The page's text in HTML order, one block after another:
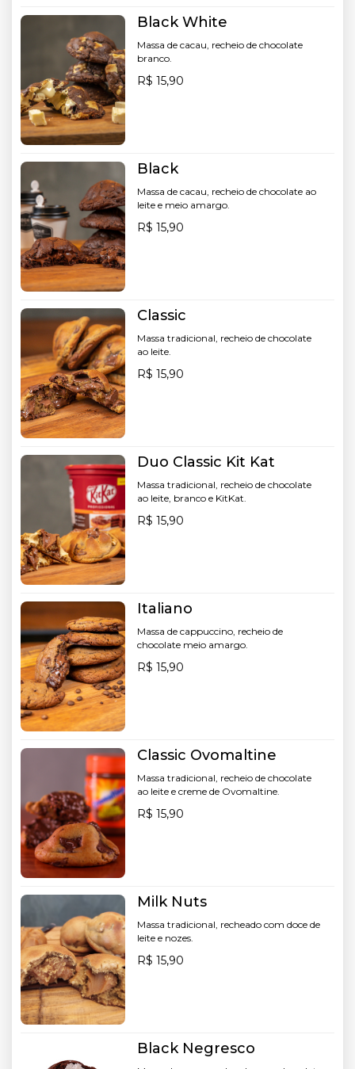
Black White
Massa de cacau, recheio de chocolate
branco.
R$ 15,90
Black
Massa de cacau, recheio de chocolate ao
leite e meio amargo.
R$ 15,90
Classic
Massa tradicional, recheio de chocolate
ao leite.
R$ 15,90
Duo Classic Kit Kat
Massa tradicional, recheio de chocolate
ao leite, branco e KitKat.
R$ 15,90
Italiano
Massa de cappuccino, recheio de
chocolate meio amargo.
R$ 15,90
Classic Ovomaltine
Massa tradicional, recheio de chocolate
ao leite e creme de Ovomaltine.
R$ 15,90
Milk Nuts
Massa tradicional, recheado com doce de
leite e nozes.
R$ 15,90
Black Negresco